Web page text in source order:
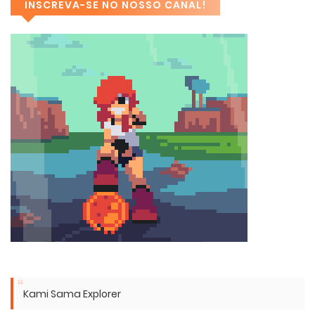
INSCREVA-SE NO NOSSO CANAL!
Kami Sama Explorer